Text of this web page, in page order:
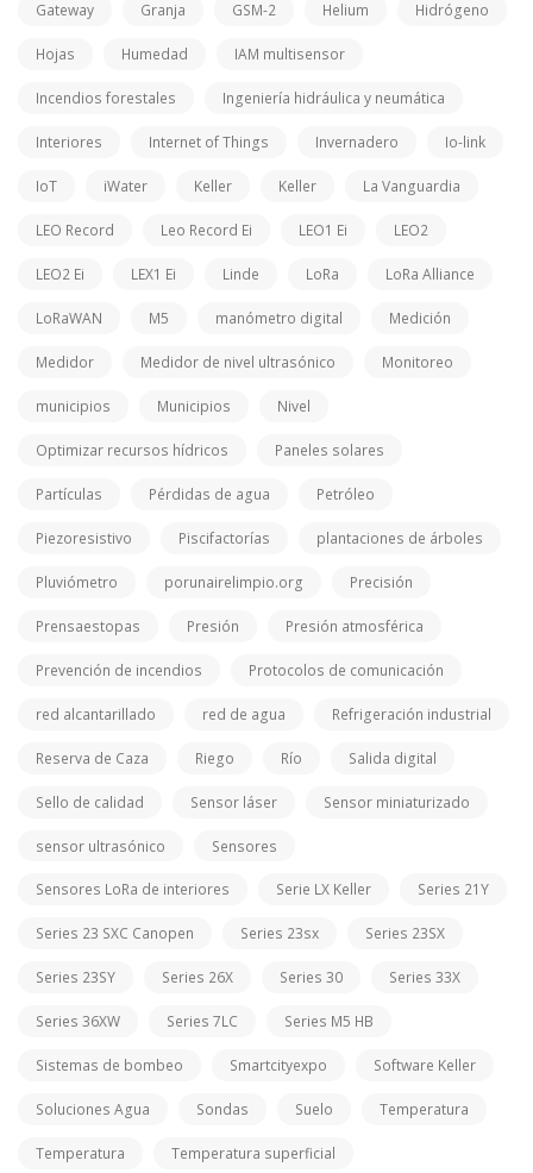
Gateway Granja GSM-2 Helium Hidrógeno
Hojas Humedad IAM multisensor
Incendios forestales Ingeniería hidráulica y neumática
Interiores Internet of Things Invernadero Io-link
IoT iWater Keller Keller La Vanguardia
LEO Record Leo Record Ei LEO1 Ei LEO2
LEO2 Ei LEX1 Ei Linde LoRa LoRa Alliance
LoRaWAN M5 manómetro digital Medición
Medidor Medidor de nivel ultrasónico Monitoreo
municipios Municipios Nivel
Optimizar recursos hídricos Paneles solares
Partículas Pérdidas de agua Petróleo
Piezoresistivo Piscifactorías plantaciones de árboles
Pluviómetro porunairelimpio.org Precisión
Prensaestopas Presión Presión atmosférica
Prevención de incendios Protocolos de comunicación
red alcantarillado red de agua Refrigeración industrial
Reserva de Caza Riego Río Salida digital
Sello de calidad Sensor láser Sensor miniaturizado
sensor ultrasónico Sensores
Sensores LoRa de interiores Serie LX Keller Series 21Y
Series 23 SXC Canopen Series 23sx Series 23SX
Series 23SY Series 26X Series 30 Series 33X
Series 36XW Series 7LC Series M5 HB
Sistemas de bombeo Smartcityexpo Software Keller
Soluciones Agua Sondas Suelo Temperatura
Temperatura Temperatura superficial